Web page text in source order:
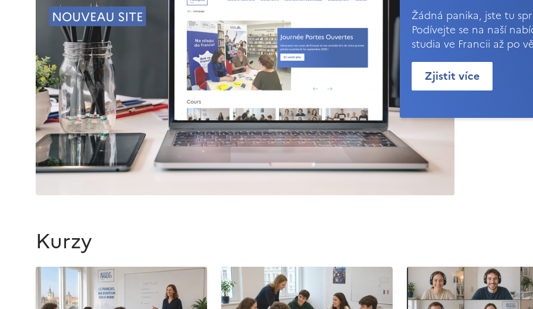
Žádná panika, jste tu
Podívejte se na naší
studia ve Francii až po
Zjistit více
Kurzy